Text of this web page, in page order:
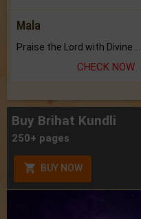
Mala
Praise the Lord with Divine Energies of Mala.
CHECK NOW
Buy Brihat Kundli
250+ pages
BUY NOW